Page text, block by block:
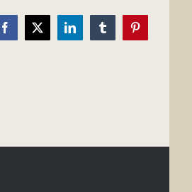
Facebook
X LinkedInTumblrPinterest